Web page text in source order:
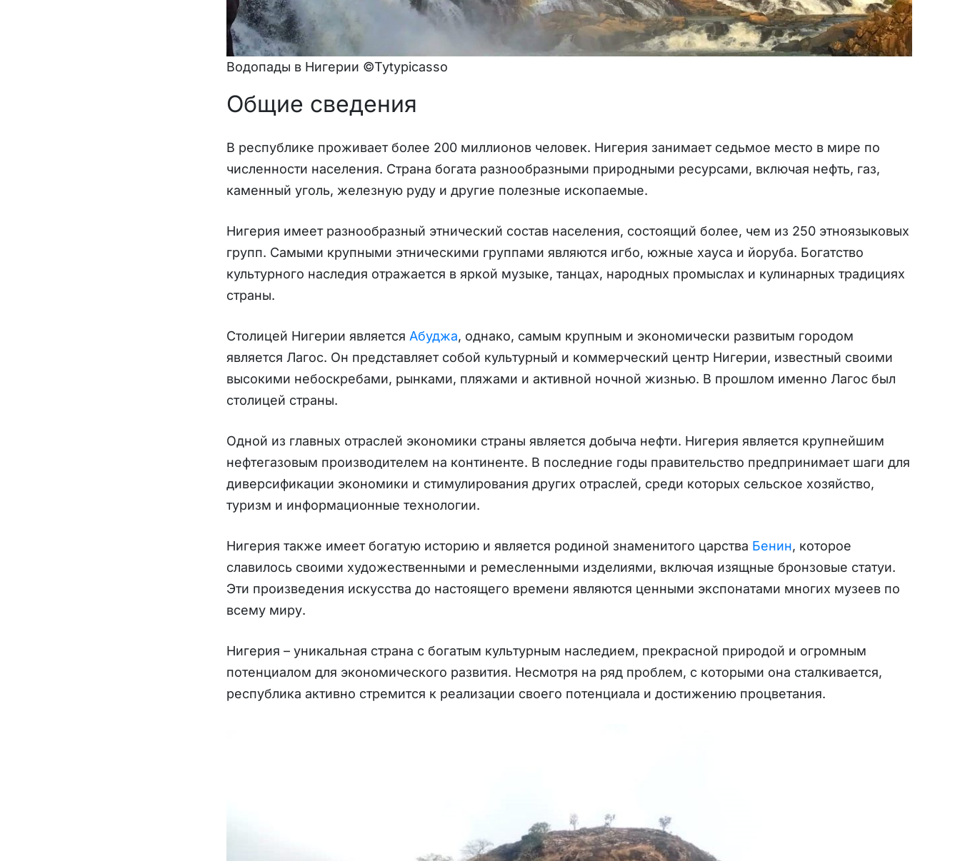
Водопады в Нигерии ©Tytypicasso
Общие сведения
В республике проживает более 200 миллионов человек. Нигерия занимает седьмое место в мире по
численности населения. Страна богата разнообразными природными ресурсами, включая нефть, газ,
каменный уголь, железную руду и другие полезные ископаемые.
Нигерия имеет разнообразный этнический состав населения, состоящий более, чем из 250 этноязыковых
групп. Самыми крупными этническими группами являются игбо, южные хауса и йоруба. Богатство
культурного наследия отражается в яркой музыке, танцах, народных промыслах и кулинарных традициях
страны.
Столицей Нигерии является Абуджа, однако, самым крупным и экономически развитым городом
является Лагос. Он представляет собой культурный и коммерческий центр Нигерии, известный своими
высокими небоскребами, рынками, пляжами и активной ночной жизнью. В прошлом именно Лагос был
столицей страны.
Одной из главных отраслей экономики страны является добыча нефти. Нигерия является крупнейшим
нефтегазовым производителем на континенте. В последние годы правительство предпринимает шаги для
диверсификации экономики и стимулирования других отраслей, среди которых сельское хозяйство,
туризм и информационные технологии.
Нигерия также имеет богатую историю и является родиной знаменитого царства Бенин, которое
славилось своими художественными и ремесленными изделиями, включая изящные бронзовые статуи.
Эти произведения искусства до настоящего времени являются ценными экспонатами многих музеев по
всему миру.
Нигерия – уникальная страна с богатым культурным наследием, прекрасной природой и огромным
потенциалом для экономического развития. Несмотря на ряд проблем, с которыми она сталкивается,
республика активно стремится к реализации своего потенциала и достижению процветания.